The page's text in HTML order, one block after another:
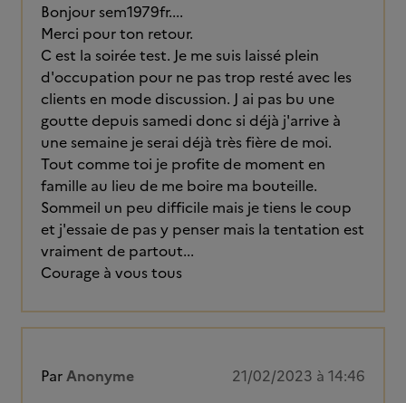
Bonjour sem1979fr....
Merci pour ton retour.
C est la soirée test. Je me suis laissé plein
d'occupation pour ne pas trop resté avec les
clients en mode discussion. J ai pas bu une
goutte depuis samedi donc si déjà j'arrive à
une semaine je serai déjà très fière de moi.
Tout comme toi je profite de moment en
famille au lieu de me boire ma bouteille.
Sommeil un peu difficile mais je tiens le coup
et j'essaie de pas y penser mais la tentation est
vraiment de partout...
Courage à vous tous
ParAnonyme 21/02/2023 à 14:46